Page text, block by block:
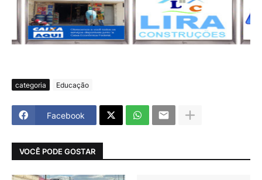
categoria Educação
Facebook
VOCÊ PODE GOSTAR